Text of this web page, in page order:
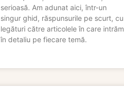
serioasă. Am adunat aici, într-un
singur ghid, răspunsurile pe scurt, cu
legături către articolele în care intrăm
în detaliu pe fiecare temă.